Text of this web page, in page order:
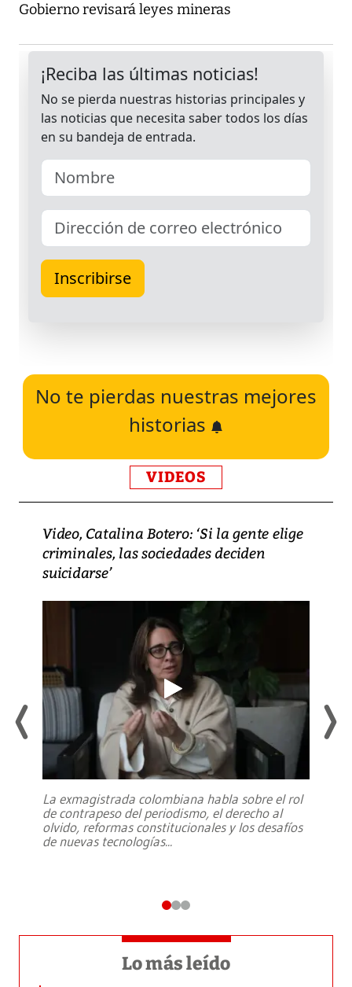
Gobierno revisará leyes mineras
No te pierdas nuestras mejores
historias
VIDEOS
Video, Catalina Botero: ‘Si la gente elige
criminales, las sociedades deciden
suicidarse’
La exmagistrada colombiana habla sobre el rol
de contrapeso del periodismo, el derecho al
olvido, reformas constitucionales y los desafíos
de nuevas tecnologías...
Lo más leído